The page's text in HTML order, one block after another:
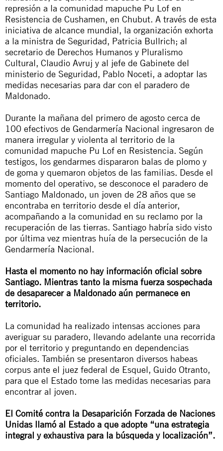
represión a la comunidad mapuche Pu Lof en
Resistencia de Cushamen, en Chubut. A través de esta
iniciativa de alcance mundial, la organización exhorta
a la ministra de Seguridad, Patricia Bullrich; al
secretario de Derechos Humanos y Pluralismo
Cultural, Claudio Avruj y al jefe de Gabinete del
ministerio de Seguridad, Pablo Noceti, a adoptar las
medidas necesarias para dar con el paradero de
Maldonado.
Durante la mañana del primero de agosto cerca de
100 efectivos de Gendarmería Nacional ingresaron de
manera irregular y violenta al territorio de la
comunidad mapuche Pu Lof en Resistencia. Según
testigos, los gendarmes dispararon balas de plomo y
de goma y quemaron objetos de las familias. Desde el
momento del operativo, se desconoce el paradero de
Santiago Maldonado, un joven de 28 años que se
encontraba en territorio desde el día anterior,
acompañando a la comunidad en su reclamo por la
recuperación de las tierras. Santiago habría sido visto
por última vez mientras huía de la persecución de la
Gendarmería Nacional.
Hasta el momento no hay información oficial sobre
Santiago. Mientras tanto la misma fuerza sospechada
de desaparecer a Maldonado aún permanece en
territorio.
La comunidad ha realizado intensas acciones para
averiguar su paradero, llevando adelante una recorrida
por el territorio y preguntando en dependencias
oficiales. También se presentaron diversos habeas
corpus ante el juez federal de Esquel, Guido Otranto,
para que el Estado tome las medidas necesarias para
encontrar al joven.
El Comité contra la Desaparición Forzada de Naciones
Unidas llamó al Estado a que adopte “una estrategia
integral y exhaustiva para la búsqueda y localización”.